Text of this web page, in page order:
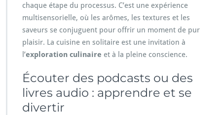
chaque étape du processus. C’est une expérience
multisensorielle, où les arômes, les textures et les
saveurs se conjuguent pour offrir un moment de pur
plaisir. La cuisine en solitaire est une invitation à
l’exploration culinaire et à la pleine conscience.
Écouter des podcasts ou des
livres audio : apprendre et se
divertir